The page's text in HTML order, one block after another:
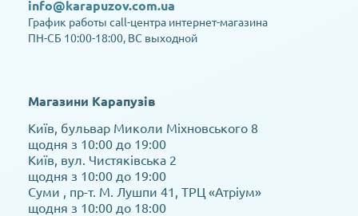
info@karapuzov.com.ua
График работы call-центра интернет-магазина
ПН-СБ 10:00-18:00, ВС выходной
Магазини Карапузів
Київ, бульвар Миколи Міхновського 8
щодня з 10:00 до 19:00
Київ, вул. Чистяківська 2
щодня з 10:00 до 19:00
Суми , пр-т. М. Лушпи 41, ТРЦ «Атріум»
щодня з 10:00 до 18:00